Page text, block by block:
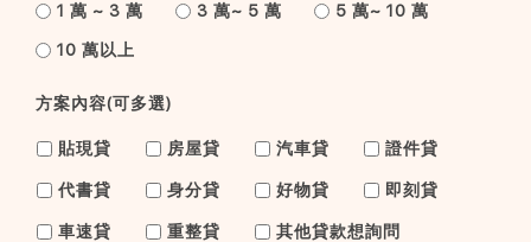
1 萬 ~ 3 萬 3 萬~ 5 萬 5 萬~ 10 萬
10 萬以上
方案內容(可多選)
貼現貸 房屋貸 汽車貸 證件貸
代書貸 身分貸 好物貸 即刻貸
車速貸 重整貸 其他貸款想詢問